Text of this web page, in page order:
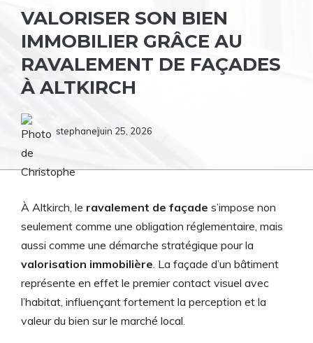
VALORISER SON BIEN
IMMOBILIER GRÂCE AU
RAVALEMENT DE FAÇADES
À ALTKIRCH
stephanejuin 25, 2026
À Altkirch, le ravalement de façade s’impose non
seulement comme une obligation réglementaire, mais
aussi comme une démarche stratégique pour la
valorisation immobilière. La façade d’un bâtiment
représente en effet le premier contact visuel avec
l’habitat, influençant fortement la perception et la
valeur du bien sur le marché local.